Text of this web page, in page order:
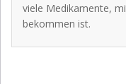
viele Medikamente,
bekommen ist.